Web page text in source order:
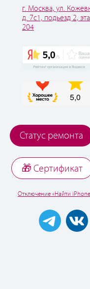
г. Москва, ул.
д. 7с1, подьезд 2,
204
Статус ремонта
🎁 Cертификат
Отключение «Найти